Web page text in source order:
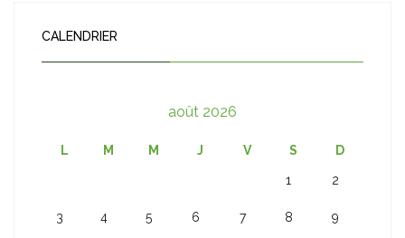
CALENDRIER
août 2026
L M M J V S D
1 2
3 4 5 6 7 8 9